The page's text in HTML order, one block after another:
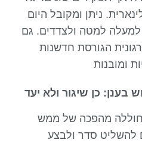
ניתן ומקובל היום
למטה ולצדדים. גם
הגורסת חדשנות
ומובנות
כן שיגור ולא יעד
מהפכה של ממש
סדר ולבצע